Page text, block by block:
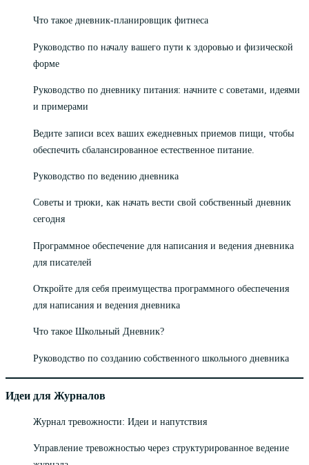
Что такое дневник-планировщик фитнеса
Руководство по началу вашего пути к здоровью и физической
форме
Руководство по дневнику питания: начните с советами, идеями
и примерами
Ведите записи всех ваших ежедневных приемов пищи, чтобы
обеспечить сбалансированное естественное питание.
Руководство по ведению дневника
Советы и трюки, как начать вести свой собственный дневник
сегодня
Программное обеспечение для написания и ведения дневника
для писателей
Откройте для себя преимущества программного обеспечения
для написания и ведения дневника
Что такое Школьный Дневник?
Руководство по созданию собственного школьного дневника
Идеи для Журналов
Журнал тревожности: Идеи и напутствия
Управление тревожностью через структурированное ведение